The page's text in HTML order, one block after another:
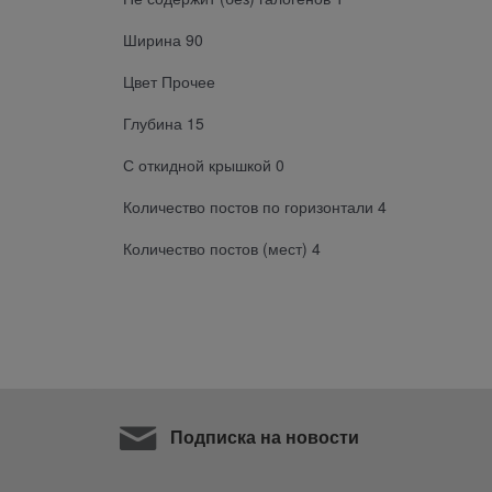
Ширина 90
Цвет Прочее
Глубина 15
С откидной крышкой 0
Количество постов по горизонтали 4
Количество постов (мест) 4
Подписка на новости